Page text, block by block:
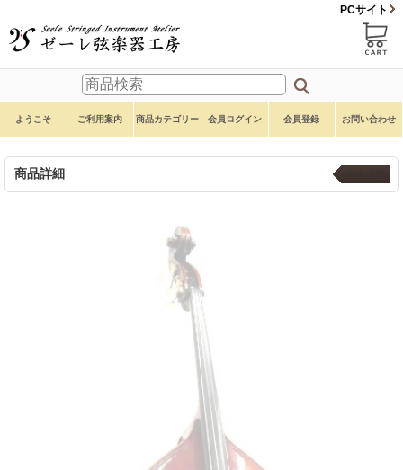
PCサイト
ようこそ ご利用案内 商品カテゴリー 会員ログイン 会員登録 お問い合わせ
商品詳細